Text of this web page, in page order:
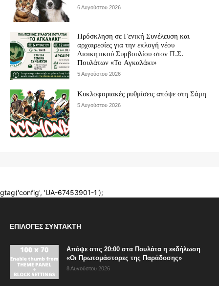
ΕΠΙΛΟΓΈΣ ΣΥΝΤΆΚΤΗ
Απόψε στις 20:00 στα Πουλάτα η εκδήλωση
«Οι Πρωτομάστορες της Παράδοσης»
8 Αυγούστου 2026